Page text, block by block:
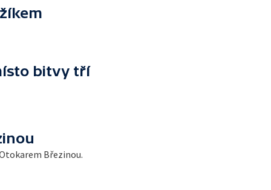
bitvy tří
Březinou.